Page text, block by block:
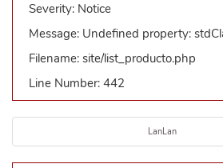
Severity: Notice
Message: Undefined property:
Filename: site/list_producto.php
Line Number: 442
LanLan